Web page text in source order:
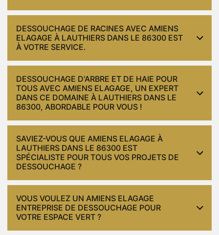
DESSOUCHAGE DE RACINES AVEC AMIENS
ELAGAGE À LAUTHIERS DANS LE 86300 EST
À VOTRE SERVICE.
DESSOUCHAGE D'ARBRE ET DE HAIE POUR
TOUS AVEC AMIENS ELAGAGE, UN EXPERT
DANS CE DOMAINE À LAUTHIERS DANS LE
86300, ABORDABLE POUR VOUS !
SAVIEZ-VOUS QUE AMIENS ELAGAGE À
LAUTHIERS DANS LE 86300 EST
SPÉCIALISTE POUR TOUS VOS PROJETS DE
DESSOUCHAGE ?
VOUS VOULEZ UN AMIENS ELAGAGE
ENTREPRISE DE DESSOUCHAGE POUR
VOTRE ESPACE VERT ?